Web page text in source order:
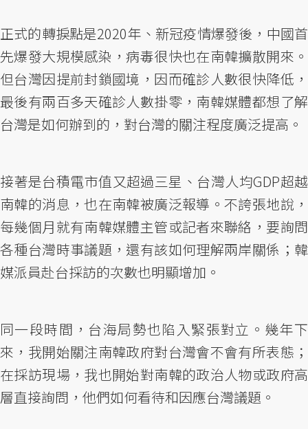
正式的轉捩點是2020年、新冠疫情爆發後，中國首
先爆發大規模感染，病毒很快也在南韓擴散開來。
但台灣因提前封鎖國境，因而確診人數很快降低，
最後有兩百多天確診人數掛零，南韓媒體都想了解
台灣是如何辦到的，對台灣的關注程度廣泛提高。
接著是台積電市值又超過三星、台灣人均GDP超越
南韓的消息，也在南韓被廣泛報導。不誇張地說，
每幾個月就有南韓媒體主管或記者來聯絡，要詢問
各種台灣時事議題，還有該如何理解兩岸關係；韓
媒派員赴台採訪的次數也明顯增加。
同一段時間，台海局勢也陷入緊張對立。幾年下
來，我開始關注南韓政府對台灣會不會有所表態；
在採訪現場，我也開始對南韓的政治人物或政府高
層直接詢問，他們如何看待和因應台灣議題。